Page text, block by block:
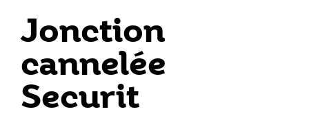
Jonction
cannelée
Securit